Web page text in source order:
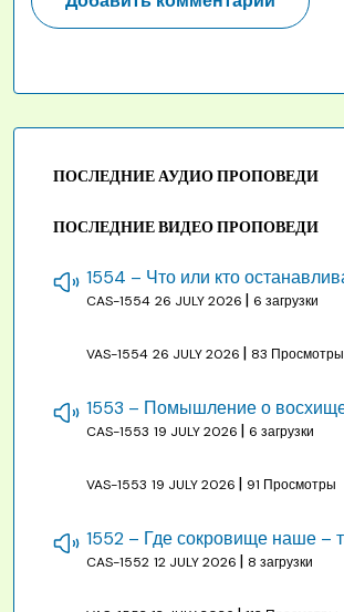
ПОСЛЕДНИЕ АУДИО ПРОПОВЕДИ
ПОСЛЕДНИЕ ВИДЕО ПРОПОВЕДИ
CAS-1554 26 JULY 2026 | 6 загрузки
VAS-1554 26 JULY 2026 | 83 Просмотры
CAS-1553 19 JULY 2026 | 6 загрузки
VAS-1553 19 JULY 2026 | 91 Просмотры
CAS-1552 12 JULY 2026 | 8 загрузки